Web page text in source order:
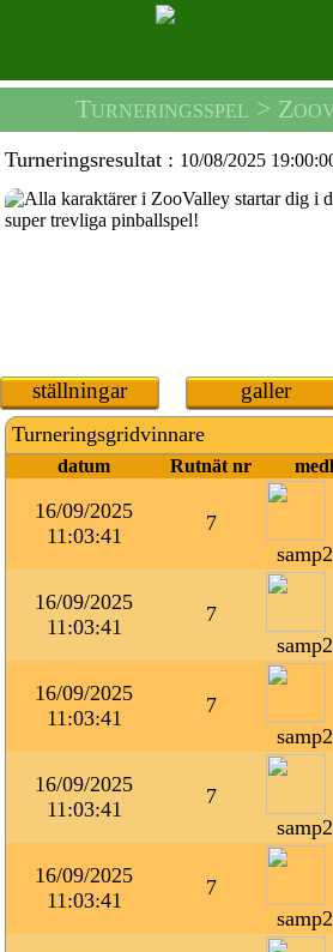
Turneringsspel >
Turneringsresultat : 10/08/2025
ställningar galler
Turneringsgridvinnare
datum Rutnät nr
16/09/2025
11:03:41
7
16/09/2025
11:03:41
7
16/09/2025
11:03:41
7
16/09/2025
11:03:41
7
16/09/2025
11:03:41
7